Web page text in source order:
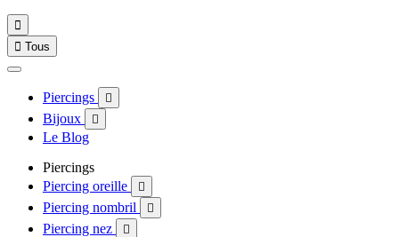

 Tous
Piercings 
Bijoux 
Le Blog
Piercings
Piercing oreille

Piercing nombril 
Piercing nez 